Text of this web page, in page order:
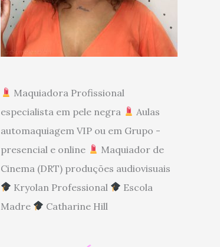
Maquiadora Profissional
especialista em pele negra
Aulas
automaquiagem VIP ou em Grupo -
presencial e online
Maquiador de
Cinema (DRT) produções audiovisuais
Kryolan Professional
Escola
Madre
Catharine Hill